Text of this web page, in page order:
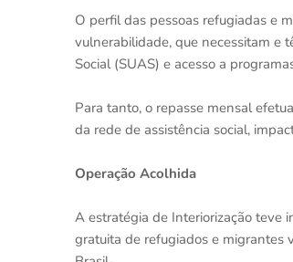
O perfil das pessoas refugiadas e
vulnerabilidade, que necessitam e
Social (SUAS) e acesso a
Para tanto, o repasse mensal
da rede de assistência social,
Operação Acolhida
A estratégia de Interiorização teve
gratuita de refugiados e migrantes